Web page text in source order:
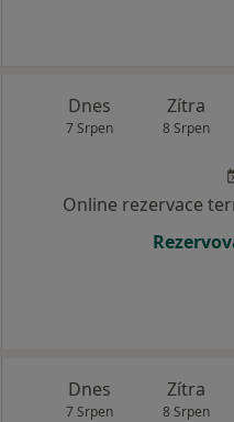
Dnes
7 Srpen
Zítra
8 Srpen
Online rezervace
Dnes
7 Srpen
Zítra
8 Srpen